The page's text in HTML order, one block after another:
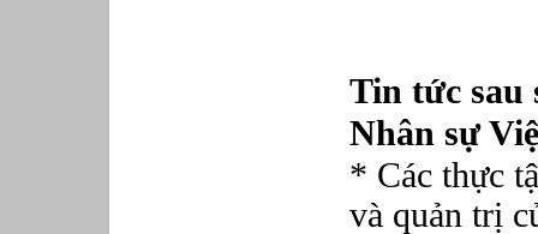
Tin tức sau
Nhân sự
* Các thực
và quản trị